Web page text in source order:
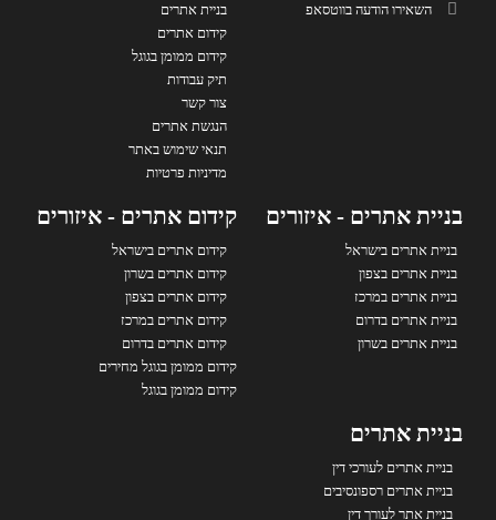
השאירו הודעה בווטסאפ
בניית אתרים
קידום אתרים
קידום ממומן בגוגל
תיק עבודות
צור קשר
הנגשת אתרים
תנאי שימוש באתר
מדיניות פרטיות
בניית אתרים - איזורים
בניית אתרים בישראל
בניית אתרים בצפון
בניית אתרים במרכז
בניית אתרים בדרום
בניית אתרים בשרון
קידום אתרים - איזורים
קידום אתרים בישראל
קידום אתרים בשרון
קידום אתרים בצפון
קידום אתרים במרכז
קידום אתרים בדרום
קידום ממומן בגוגל מחירים
קידום ממומן בגוגל
בניית אתרים
בניית אתרים לעורכי דין
בניית אתרים רספונסיבים
בניית אתר לעורך דין